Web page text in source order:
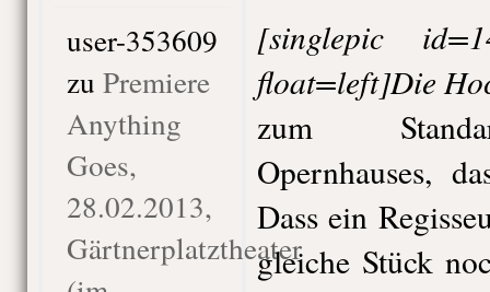
user-353609
zu Premiere
Anything
Goes,
28.02.2013,
Gärtnerplatztheater
[singlepic
float=left]Die
zum
Opernhauses,
Dass ein
gleiche Stück